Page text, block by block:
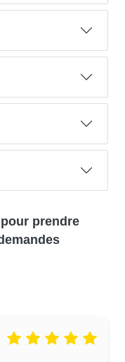
prendre